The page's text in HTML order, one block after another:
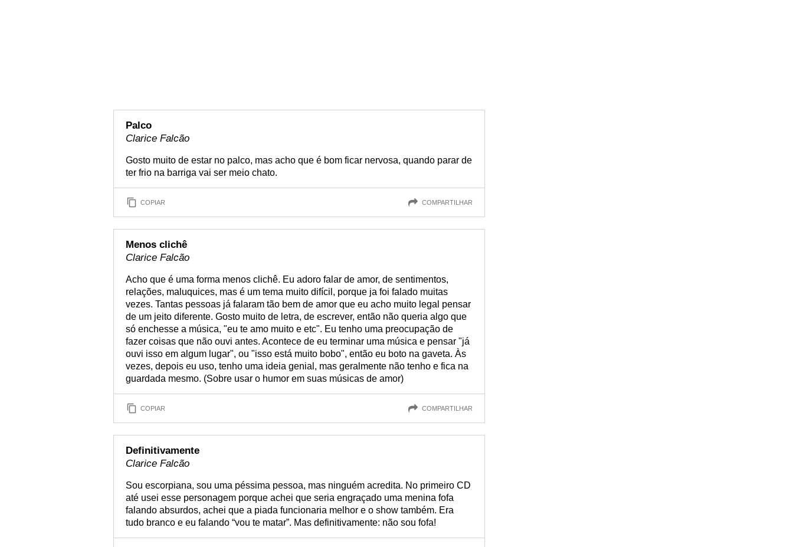
Palco
Clarice Falcão
Gosto muito de estar no palco, mas acho que é bom ficar nervosa, quando parar de
ter frio na barriga vai ser meio chato.
COPIAR COMPARTILHAR
Menos clichê
Clarice Falcão
Acho que é uma forma menos clichê. Eu adoro falar de amor, de sentimentos,
relações, maluquices, mas é um tema muito difícil, porque ja foi falado muitas
vezes. Tantas pessoas já falaram tão bem de amor que eu acho muito legal pensar
de um jeito diferente. Gosto muito de letra, de escrever, então não queria algo que
só enchesse a música, "eu te amo muito e etc". Eu tenho uma preocupação de
fazer coisas que não ouvi antes. Acontece de eu terminar uma música e pensar "já
ouvi isso em algum lugar", ou "isso está muito bobo", então eu boto na gaveta. Às
vezes, depois eu uso, tenho uma ideia genial, mas geralmente não tenho e fica na
guardada mesmo. (Sobre usar o humor em suas músicas de amor)
COPIAR COMPARTILHAR
Definitivamente
Clarice Falcão
Sou escorpiana, sou uma péssima pessoa, mas ninguém acredita. No primeiro CD
até usei esse personagem porque achei que seria engraçado uma menina fofa
falando absurdos, achei que a piada funcionaria melhor e o show também. Era
tudo branco e eu falando “vou te matar”. Mas definitivamente: não sou fofa!